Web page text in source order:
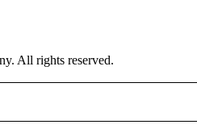
All rights reserved.
ABOUT NEW PAGES ON "NEWS".